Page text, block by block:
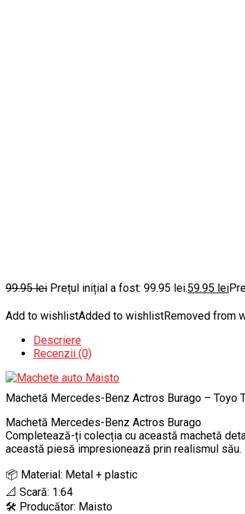
99.95lei Prețul inițial a fost: 99.95 lei.59.95 lei
Add to wishlistAdded to wishlistRemoved from
Descriere
Recenzii (0)
Machetă Mercedes-Benz Actros Burago – Toyo
Machetă Mercedes-Benz Actros Burago
Completează-ți colecția cu această machetă
această piesă impresionează prin realismul
📦 Material: Metal + plastic
📐 Scară: 1:64
🛠️ Producător: Maisto